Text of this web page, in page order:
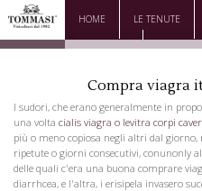
HOME LE TENUTE
DOWNLOAD CONTATTI
Compra viagra
I sudori, che erano generalmente in
una volta cialis viagra o levitra corpi
più o meno copiosa negli altri dal giorno,
ripetute o giorni consecutivi, conunonly
delle quali c'era una buona comprare
diarrhcea, e l'altra, i erisipela invasero